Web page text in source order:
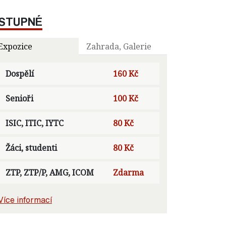
Zahrada, Galerie
Dospělí 160 Kč
Senioři 100 Kč
ISIC, ITIC, IYTC 80 Kč
Žáci, studenti 80 Kč
ZTP, ZTP/P, AMG, ICOM Zdarma
informací